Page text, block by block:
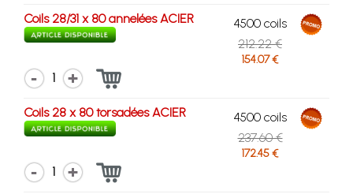
Coils 28/31 x 80 annelées ACIER
4500 coils
212.22 €
154.07 €
1
Coils 28 x 80 torsadées ACIER
4500 coils
237.60 €
172.45 €
1